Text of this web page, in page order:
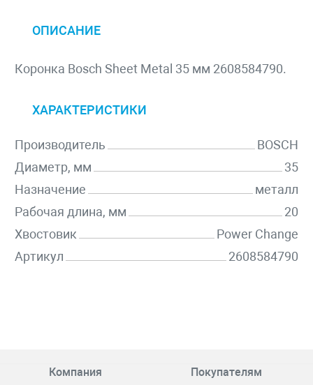
ОПИСАНИЕ
Коронка Bosch Sheet Metal 35 мм 2608584790.
ХАРАКТЕРИСТИКИ
Производитель
BOSCH
Диаметр, мм
35
Назначение
металл
Рабочая длина, мм
20
Хвостовик
Power Change
Артикул
2608584790
Компания
Покупателям